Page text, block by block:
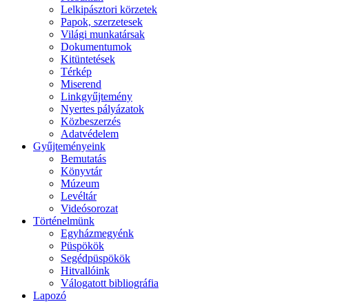
Lelkipásztori körzetek
Papok, szerzetesek
Világi munkatársak
Dokumentumok
Kitüntetések
Térkép
Miserend
Linkgyűjtemény
Nyertes pályázatok
Közbeszerzés
Adatvédelem
Gyűjteményeink
Bemutatás
Könyvtár
Múzeum
Levéltár
Videósorozat
Történelmünk
Egyházmegyénk
Püspökök
Segédpüspökök
Hitvallóink
Válogatott bibliográfia
Lapozó